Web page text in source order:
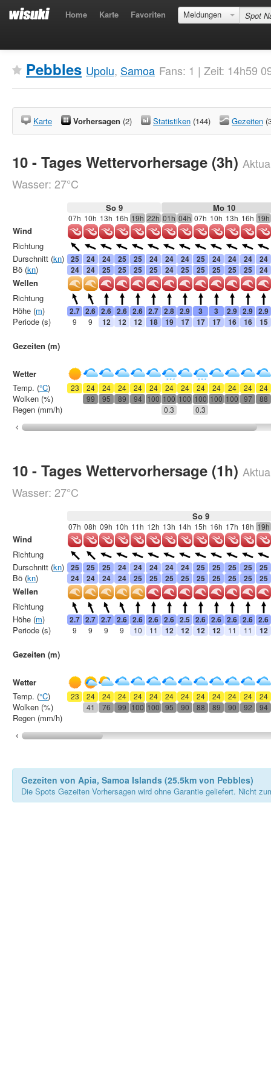
Home Karte Favoriten Meldungen
Pebbles Upolu, Samoa Fans: 1 | Zeit: 14h59
Karte Vorhersagen (2) Statistiken (144) Gezeiten
10 - Tages Wettervorhersage (3h)
Wasser: 27°C
So 9 Mo 10
07h 10h 13h 16h 19h 22h 01h 04h 07h 10h 13h 16h 19h
25 24 24 25 25 24 24 24 25 24 24 24
24
24
24 25 25 25 25 24 25 25 25 25 25 24
2.7 2.6 2.6 2.6 2.6 2.7 2.8 2.9 3 3 2.9 2.9 2.9
9 9 12 12 12 18 19 17 17 17 16 16 15
23 24 24 24 24 24 24 24 24 24 24 24
24
99
95 89 94 100 100 100 100 100 100 97
88
0.3
0.3
Wind
Richtung
Durschnitt (kn)
Bö (kn)
Wellen
Richtung
Höhe (m)
Periode (s)
Gezeiten (m)
Wetter
Temp. (°C)
Wolken (%)
Regen (mm/h)
10 - Tages Wettervorhersage (1h)
Wasser: 27°C
So 9
07h 08h 09h 10h 11h 12h 13h 14h 15h 16h 17h 18h 19h
25 25 25 24 24 24 24 24 25 25 25 25
25
24
24 24 24 25 25 25 25 25 25 25 25 25
2.7 2.7 2.7 2.6 2.6 2.6 2.6 2.5 2.6 2.6 2.6 2.6 2.6
9 9 9 9 10 11 12 12 12 12 11 11 12
23 24 24 24 24 24 24 24 24 24 24 24
24
41
76 99 100 100 95 90 88 89 90 92 94
Wind
Richtung
Durschnitt (kn)
Bö (kn)
Wellen
Richtung
Höhe (m)
Periode (s)
Gezeiten (m)
Wetter
Temp. (°C)
Wolken (%)
Regen (mm/h)
Gezeiten von Apia, Samoa Islands (25.5km von Pebbles)
Die Spots Gezeiten Vorhersagen wird ohne Garantie geliefert. Nicht